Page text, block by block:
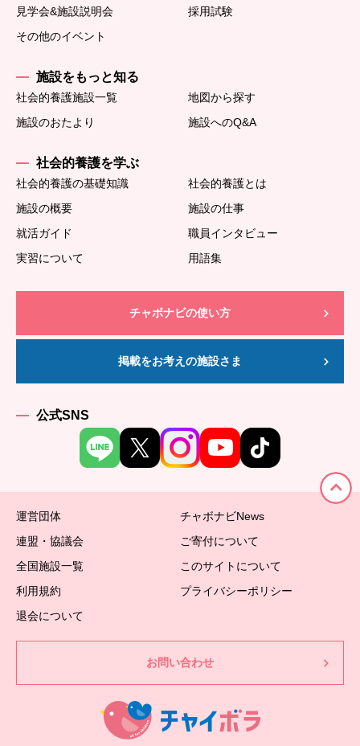
見学会&施設説明会
採用試験
その他のイベント
施設をもっと知る
社会的養護施設一覧
地図から探す
施設のおたより
施設へのQ&A
社会的養護を学ぶ
社会的養護の基礎知識
社会的養護とは
施設の概要
施設の仕事
就活ガイド
職員インタビュー
実習について
用語集
チャボナビの使い方
掲載をお考えの施設さま
公式SNS
運営団体
チャボナビNews
連盟・協議会
ご寄付について
全国施設一覧
このサイトについて
利用規約
プライバシーポリシー
退会について
お問い合わせ